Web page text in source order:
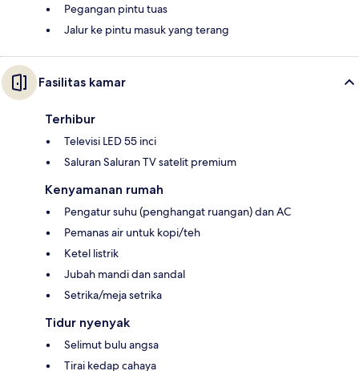
Pegangan pintu tuas
Jalur ke pintu masuk yang terang
Fasilitas kamar
Terhibur
Televisi LED 55 inci
Saluran Saluran TV satelit premium
Kenyamanan rumah
Pengatur suhu (penghangat ruangan) dan AC
Pemanas air untuk kopi/teh
Ketel listrik
Jubah mandi dan sandal
Setrika/meja setrika
Tidur nyenyak
Selimut bulu angsa
Tirai kedap cahaya